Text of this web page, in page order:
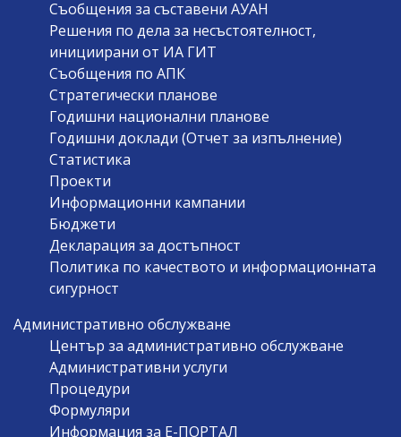
Съобщения за съставени АУАН
Решения по дела за несъстоятелност,
инициирани от ИА ГИТ
Съобщения по АПК
Стратегически планове
Годишни национални планове
Годишни доклади (Отчет за изпълнение)
Статистика
Проекти
Информационни кампании
Бюджети
Декларация за достъпност
Политика по качеството и информационната
сигурност
Административно обслужване
Център за административно обслужване
Административни услуги
Процедури
Формуляри
Информация за Е-ПОРТАЛ